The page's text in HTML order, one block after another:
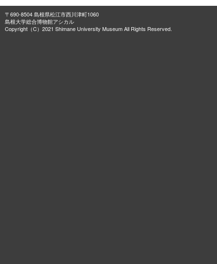
〒690-8504 島根県松江市西川津町1060
島根大学総合博物館アシカル
Copyright（C）2021 Shimane University Museum All Rights Reserved.